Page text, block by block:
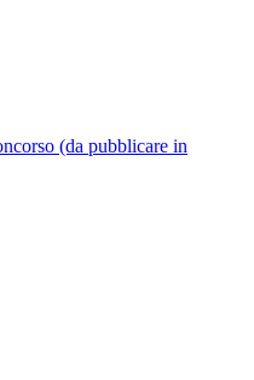
(da pubblicare in